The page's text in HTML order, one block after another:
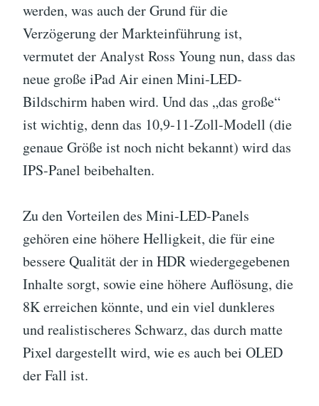
werden, was auch der Grund für die
Verzögerung der Markteinführung ist,
vermutet der Analyst Ross Young nun, dass das
neue große iPad Air einen Mini-LED-
Bildschirm haben wird. Und das „das große“
ist wichtig, denn das 10,9-11-Zoll-Modell (die
genaue Größe ist noch nicht bekannt) wird das
IPS-Panel beibehalten.
Zu den Vorteilen des Mini-LED-Panels
gehören eine höhere Helligkeit, die für eine
bessere Qualität der in HDR wiedergegebenen
Inhalte sorgt, sowie eine höhere Auflösung, die
8K erreichen könnte, und ein viel dunkleres
und realistischeres Schwarz, das durch matte
Pixel dargestellt wird, wie es auch bei OLED
der Fall ist.